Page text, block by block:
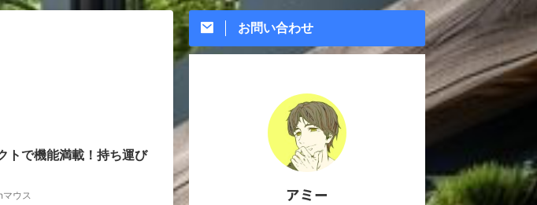
で機能満載！持ち運び
ウス
お問い合わせ
アミー